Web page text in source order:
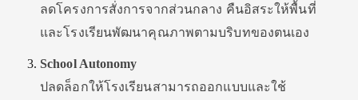
ลดโครงการสั่งการจากส่วนกลาง คืนอิสระให้พื้นที่
และโรงเรียนพัฒนาคุณภาพตามบริบทของตนเอง
School Autonomy
ปลดล็อกให้โรงเรียนสามารถออกแบบและใช้